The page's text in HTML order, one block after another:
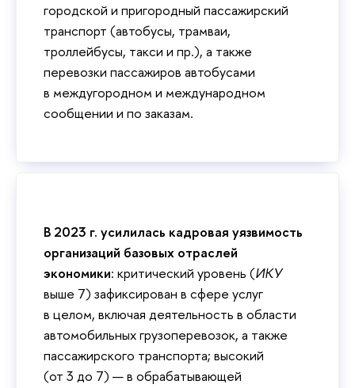
городской и пригородный пассажирский
транспорт (автобусы, трамваи,
троллейбусы, такси и пр.), а также
перевозки пассажиров автобусами
в междугородном и международном
сообщении и по заказам.
В 2023 г. усилилась кадровая уязвимость
организаций базовых отраслей
экономики: критический уровень (ИКУ
выше 7) зафиксирован в сфере услуг
в целом, включая деятельность в области
автомобильных грузоперевозок, а также
пассажирского транспорта; высокий
(от 3 до 7) — в обрабатывающей